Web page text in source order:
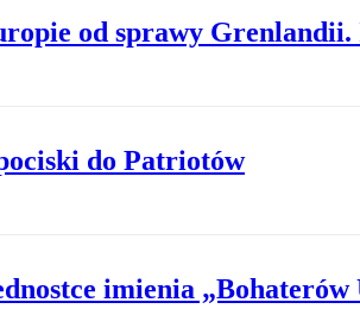
od sprawy
do Patriotów
imienia „Bohaterów